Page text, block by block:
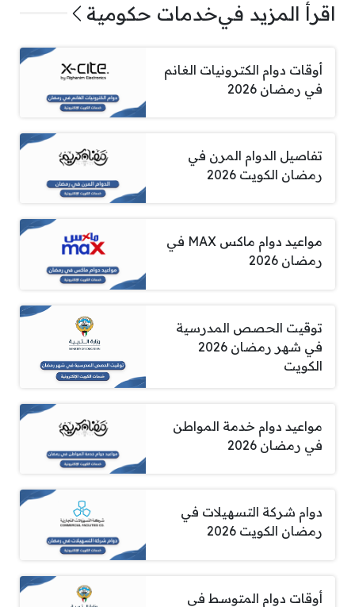
اقرأ المزيد فيخدمات حكومية
أوقات دوام الكترونيات الغانم
في رمضان 2026
تفاصيل الدوام المرن في
رمضان الكويت 2026
مواعيد دوام ماكس MAX في
رمضان 2026
توقيت الحصص المدرسية
في شهر رمضان 2026
الكويت
مواعيد دوام خدمة المواطن
في رمضان 2026
دوام شركة التسهيلات في
رمضان الكويت 2026
أوقات دوام المتوسط في